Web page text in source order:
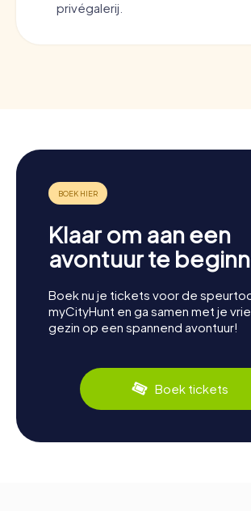
privégalerij.
Klaar om aan een
avontuur te
Boek nu je tickets voor de
myCityHunt en ga samen met je
gezin op een spannend avontuur!
Boek tickets